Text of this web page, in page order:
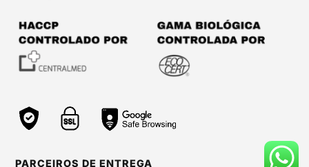
PARCEIROS DE ENTREGA